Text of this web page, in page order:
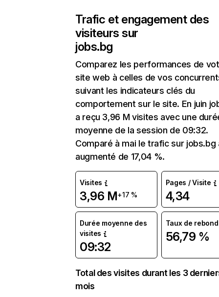
Trafic et engagement des
visiteurs sur
jobs.bg
Comparez les performances de
site web à celles de vos
suivant les indicateurs clés du
comportement sur le site. En juin
a reçu 3,96 M visites avec une
moyenne de la session de 09:32.
Comparé à mai le trafic sur jobs.bg
augmenté de 17,04 %.
Visites
3,96 M+17 %
Pages / Visite
4,34
Durée moyenne des
visites
09:32
Taux de rebond
56,79 %
Total des visites durant les 3
mois